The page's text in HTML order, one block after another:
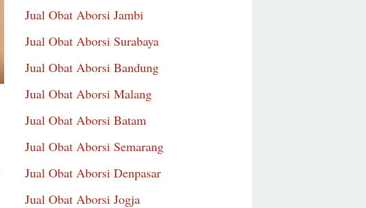
Jual Obat Aborsi Jambi
Jual Obat Aborsi Surabaya
Jual Obat Aborsi Bandung
Jual Obat Aborsi Malang
Jual Obat Aborsi Batam
Jual Obat Aborsi Semarang
Jual Obat Aborsi Denpasar
Jual Obat Aborsi Jogja